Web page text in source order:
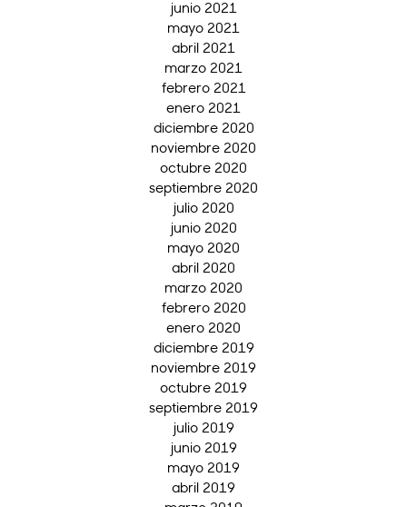
junio 2021
mayo 2021
abril 2021
marzo 2021
febrero 2021
enero 2021
diciembre 2020
noviembre 2020
octubre 2020
septiembre 2020
julio 2020
junio 2020
mayo 2020
abril 2020
marzo 2020
febrero 2020
enero 2020
diciembre 2019
noviembre 2019
octubre 2019
septiembre 2019
julio 2019
junio 2019
mayo 2019
abril 2019